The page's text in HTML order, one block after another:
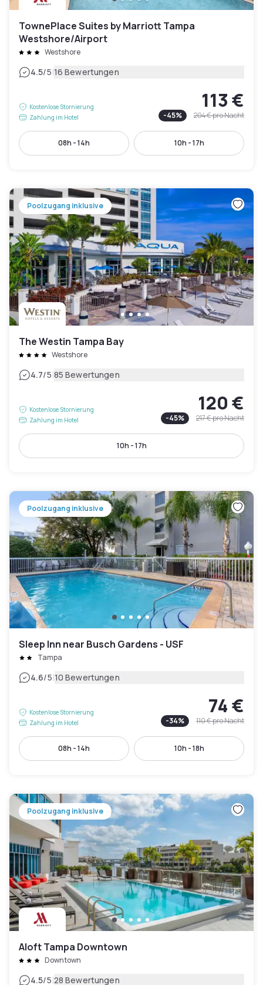
TownePlace Suites by Marriott Tampa
Westshore/Airport
Westshore
4.5/5|16 Bewertungen
Kostenlose Stornierung
Zahlung im Hotel
113 €
-45% 204 €pro Nacht
08h - 14h 10h - 17h
Poolzugang inklusive
The Westin Tampa Bay
Westshore
4.7/5|85 Bewertungen
Kostenlose Stornierung
Zahlung im Hotel
120 €
-45% 217 €pro Nacht
10h - 17h
Poolzugang inklusive
Sleep Inn near Busch Gardens - USF
Tampa
4.6/5|10 Bewertungen
Kostenlose Stornierung
Zahlung im Hotel
74 €
-34% 110 €pro Nacht
08h - 14h 10h - 18h
Poolzugang inklusive
Aloft Tampa Downtown
Downtown
4.5/5|28 Bewertungen